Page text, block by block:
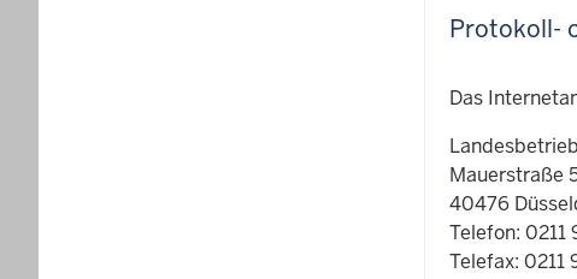
Protokoll-
Das
Mauerstraße
40476
Telefon: 0211
Telefax: